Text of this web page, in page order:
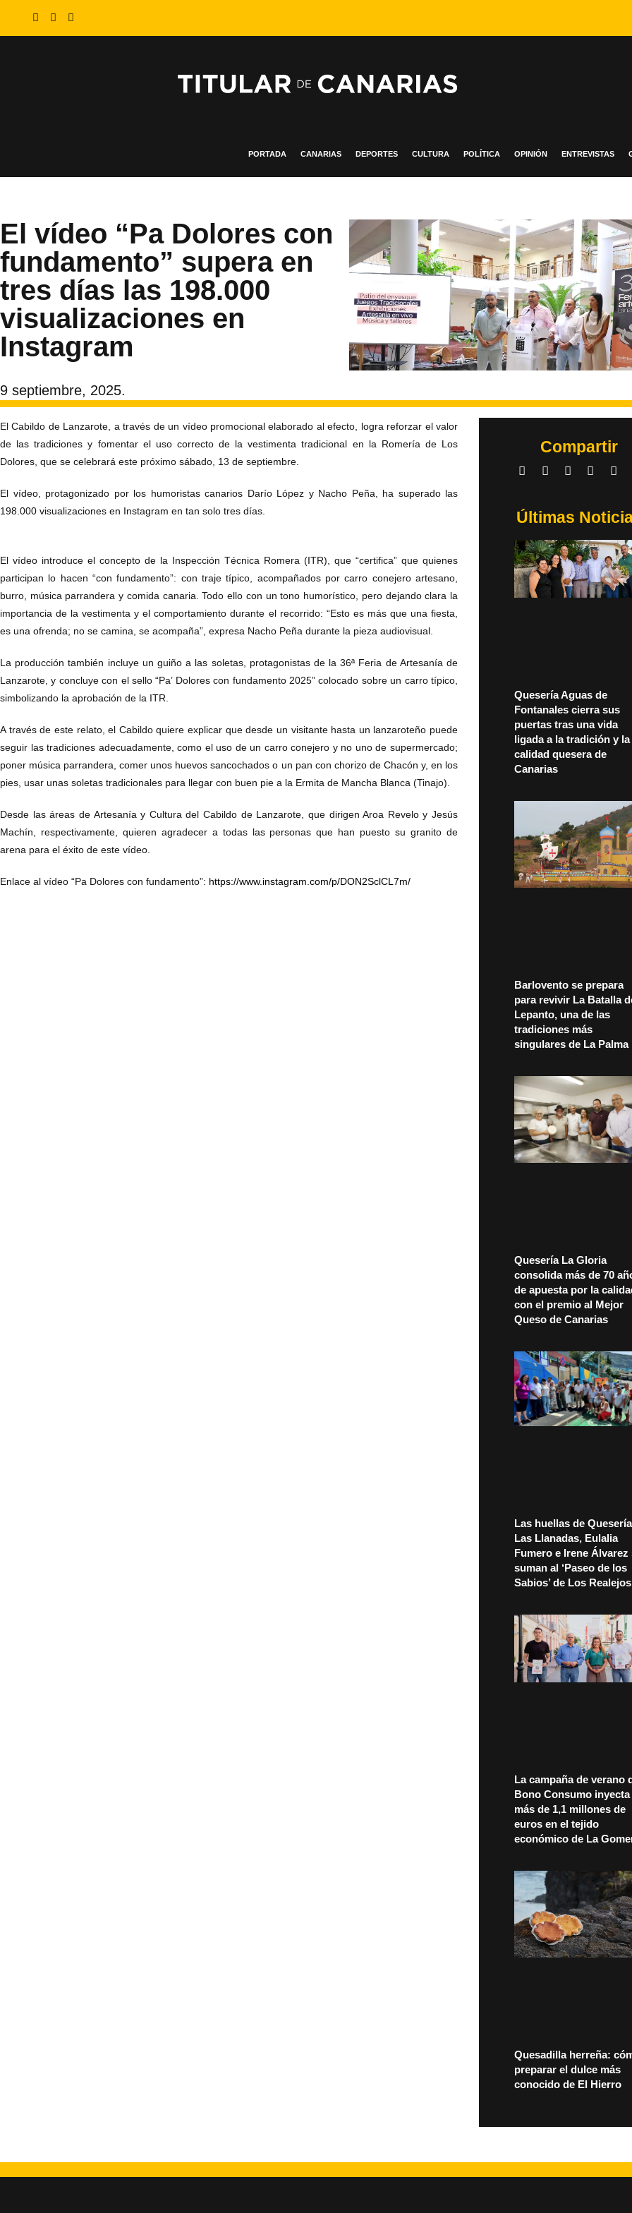
PORTADA CANARIAS DEPORTES CULTURA POLÍTICA OPINIÓN ENTREVISTAS
El vídeo “Pa Dolores con
fundamento” supera en
tres días las 198.000
visualizaciones en
Instagram
9 septiembre, 2025.
El Cabildo de Lanzarote, a través de un vídeo promocional elaborado al efecto, logra reforzar el valor
de las tradiciones y fomentar el uso correcto de la vestimenta tradicional en la Romería de Los
Dolores, que se celebrará este próximo sábado, 13 de septiembre.
El vídeo, protagonizado por los humoristas canarios Darío López y Nacho Peña, ha superado las
198.000 visualizaciones en Instagram en tan solo tres días.
El vídeo introduce el concepto de la Inspección Técnica Romera (ITR), que “certifica” que quienes
participan lo hacen “con fundamento”: con traje típico, acompañados por carro conejero artesano,
burro, música parrandera y comida canaria. Todo ello con un tono humorístico, pero dejando clara la
importancia de la vestimenta y el comportamiento durante el recorrido: “Esto es más que una fiesta,
es una ofrenda; no se camina, se acompaña”, expresa Nacho Peña durante la pieza audiovisual.
La producción también incluye un guiño a las soletas, protagonistas de la 36ª Feria de Artesanía de
Lanzarote, y concluye con el sello “Pa’ Dolores con fundamento 2025” colocado sobre un carro típico,
simbolizando la aprobación de la ITR.
A través de este relato, el Cabildo quiere explicar que desde un visitante hasta un lanzaroteño puede
seguir las tradiciones adecuadamente, como el uso de un carro conejero y no uno de supermercado;
poner música parrandera, comer unos huevos sancochados o un pan con chorizo de Chacón y, en los
pies, usar unas soletas tradicionales para llegar con buen pie a la Ermita de Mancha Blanca (Tinajo).
Desde las áreas de Artesanía y Cultura del Cabildo de Lanzarote, que dirigen Aroa Revelo y Jesús
Machín, respectivamente, quieren agradecer a todas las personas que han puesto su granito de
arena para el éxito de este vídeo.
Enlace al vídeo “Pa Dolores con fundamento”: https://www.instagram.com/p/DON2SclCL7m/
Compartir
Últimas
Quesería Aguas de
Fontanales cierra sus
puertas tras una vida
ligada a la tradición y la
calidad quesera de
Canarias
Barlovento se prepara
para revivir La Batalla
Lepanto, una de las
tradiciones más
singulares de La Palma
Quesería La Gloria
consolida más de 70
de apuesta por la
con el premio al Mejor
Queso de Canarias
Las huellas de Quesería
Las Llanadas, Eulalia
Fumero e Irene Álvarez
suman al ‘Paseo de los
Sabios’ de Los Realejos
La campaña de verano
Bono Consumo inyecta
más de 1,1 millones de
euros en el tejido
económico de La
Quesadilla herreña:
preparar el dulce más
conocido de El Hierro